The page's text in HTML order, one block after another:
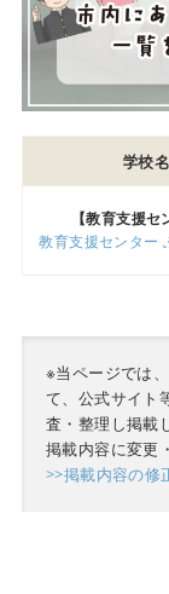
学校名
【教育支援セ
教育支援センター
※当ページでは
て、公式サイト
査・整理し掲載
掲載内容に変更
>>掲載内容の修